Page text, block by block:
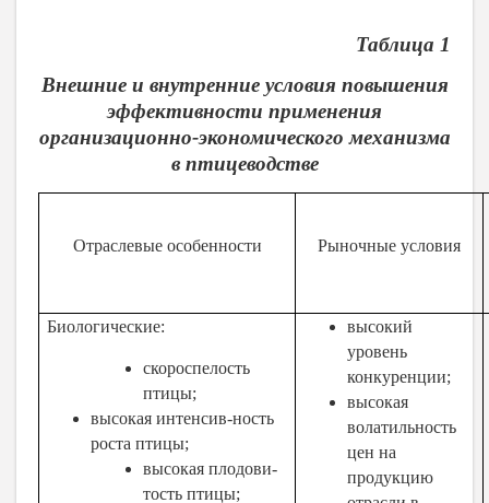
Таблица 1
Внешние и внутренние условия повышения
эффективности применения
организационно-экономического механизма
в птицеводстве
Отраслевые особенности Рыночные условия
Биологические:
скороспелость
птицы;
высокая интенсив-ность
роста птицы;
высокая плодови-
тость птицы;
высокий
уровень
конкуренции;
высокая
волатильность
цен на
продукцию